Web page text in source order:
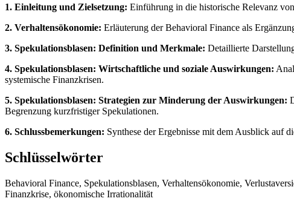
1. Einleitung und Zielsetzung: Einführung in die historische Relevanz
2. Verhaltensökonomie: Erläuterung der Behavioral Finance als
3. Spekulationsblasen: Definition und Merkmale: Detaillierte
4. Spekulationsblasen: Wirtschaftliche und soziale Auswirkungen:
systemische Finanzkrisen.
5. Spekulationsblasen: Strategien zur Minderung der Auswirkungen:
Begrenzung kurzfristiger Spekulationen.
6. Schlussbemerkungen: Synthese der Ergebnisse mit dem Ausblick auf
Schlüsselwörter
Behavioral Finance, Spekulationsblasen, Verhaltensökonomie,
Finanzkrise, ökonomische Irrationalität